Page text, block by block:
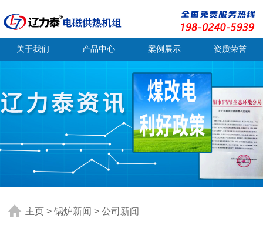
关于我们 产品中心 案例展示 资质荣誉
主页 >锅炉新闻 >公司新闻